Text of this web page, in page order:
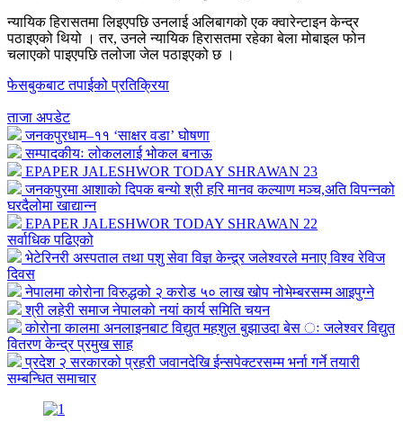
न्यायिक हिरासतमा लिइएपछि उनलाई अलिबागको एक क्वारेन्टाइन केन्द्र
पठाइएको थियो । तर, उनले न्यायिक हिरासतमा रहेका बेला मोबाइल फोन
चलाएको पाइएपछि तलोजा जेल पठाइएको छ ।
फेसबुकबाट तपाईको प्रतिक्रिया
ताजा अपडेट
जनकपुरधाम–११ ‘साक्षर वडा’ घोषणा
सम्पादकीयः लोकललाई भोकल बनाऊ
EPAPER JALESHWOR TODAY SHRAWAN 23
जनकपुरमा आशाको दिपक बन्यो श्री हरि मानव कल्याण मञ्च,अति विपन्नको
घरदैलोमा खाद्यान्न
EPAPER JALESHWOR TODAY SHRAWAN 22
सर्वाधिक पढिएको
भेटेरिनरी अस्पताल तथा पशु सेवा विज्ञ केन्द्र्र जलेश्वरले मनाए विश्व रेविज
दिवस
नेपालमा कोरोना विरुद्धको २ करोड ५० लाख खोप नोभेम्बरसम्म आइपुग्ने
श्री लहेरी समाज नेपालको नयां कार्य समिति चयन
कोरोना कालमा अनलाइनबाट विद्युत महशुल बुझाउदा बेस ः जलेश्वर विद्युत
वितरण केन्द्र प्रमुख साह
प्रदेश २ सरकारको प्रहरी जवानदेखि ईन्सपेक्टरसम्म भर्ना गर्ने तयारी
सम्बन्धित समाचार